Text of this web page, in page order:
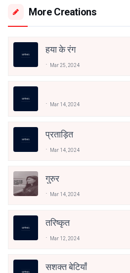
More Creations
हया के रंग
Mar 25, 2024
Mar 14, 2024
प्रताड़ित
Mar 14, 2024
गुरुर
Mar 14, 2024
तरिष्कृत
Mar 12, 2024
सशक्त बेटियाँ